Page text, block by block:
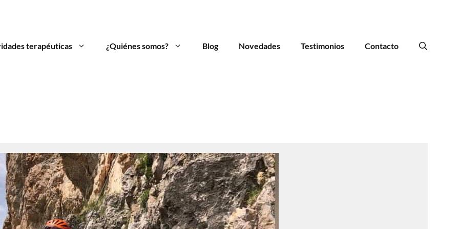
terapéuticas ¿Quiénes somos? Blog Novedades Testimonios Contacto